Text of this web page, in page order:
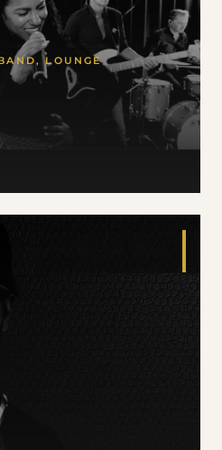
LOUNGE